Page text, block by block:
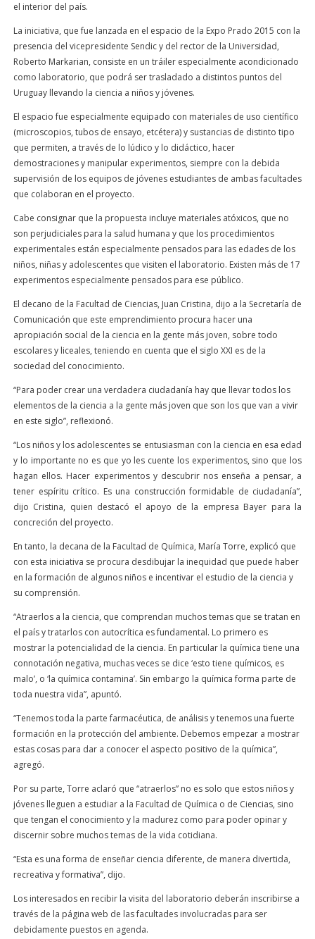
el interior del país.
La iniciativa, que fue lanzada en el espacio de la Expo Prado 2015 con la
presencia del vicepresidente Sendic y del rector de la Universidad,
Roberto Markarian, consiste en un tráiler especialmente acondicionado
como laboratorio, que podrá ser trasladado a distintos puntos del
Uruguay llevando la ciencia a niños y jóvenes.
El espacio fue especialmente equipado con materiales de uso científico
(microscopios, tubos de ensayo, etcétera) y sustancias de distinto tipo
que permiten, a través de lo lúdico y lo didáctico, hacer
demostraciones y manipular experimentos, siempre con la debida
supervisión de los equipos de jóvenes estudiantes de ambas facultades
que colaboran en el proyecto.
Cabe consignar que la propuesta incluye materiales atóxicos, que no
son perjudiciales para la salud humana y que los procedimientos
experimentales están especialmente pensados para las edades de los
niños, niñas y adolescentes que visiten el laboratorio. Existen más de 17
experimentos especialmente pensados para ese público.
El decano de la Facultad de Ciencias, Juan Cristina, dijo a la Secretaría de
Comunicación que este emprendimiento procura hacer una
apropiación social de la ciencia en la gente más joven, sobre todo
escolares y liceales, teniendo en cuenta que el siglo XXI es de la
sociedad del conocimiento.
“Para poder crear una verdadera ciudadanía hay que llevar todos los
elementos de la ciencia a la gente más joven que son los que van a vivir
en este siglo”, reflexionó.
“Los niños y los adolescentes se entusiasman con la ciencia en esa edad
y lo importante no es que yo les cuente los experimentos, sino que los
hagan ellos. Hacer experimentos y descubrir nos enseña a pensar, a
tener espíritu crítico. Es una construcción formidable de ciudadanía”,
dijo Cristina, quien destacó el apoyo de la empresa Bayer para la
concreción del proyecto.
En tanto, la decana de la Facultad de Química, María Torre, explicó que
con esta iniciativa se procura desdibujar la inequidad que puede haber
en la formación de algunos niños e incentivar el estudio de la ciencia y
su comprensión.
“Atraerlos a la ciencia, que comprendan muchos temas que se tratan en
el país y tratarlos con autocrítica es fundamental. Lo primero es
mostrar la potencialidad de la ciencia. En particular la química tiene una
connotación negativa, muchas veces se dice ‘esto tiene químicos, es
malo’, o ‘la química contamina’. Sin embargo la química forma parte de
toda nuestra vida”, apuntó.
“Tenemos toda la parte farmacéutica, de análisis y tenemos una fuerte
formación en la protección del ambiente. Debemos empezar a mostrar
estas cosas para dar a conocer el aspecto positivo de la química”,
agregó.
Por su parte, Torre aclaró que “atraerlos” no es solo que estos niños y
jóvenes lleguen a estudiar a la Facultad de Química o de Ciencias, sino
que tengan el conocimiento y la madurez como para poder opinar y
discernir sobre muchos temas de la vida cotidiana.
“Esta es una forma de enseñar ciencia diferente, de manera divertida,
recreativa y formativa”, dijo.
Los interesados en recibir la visita del laboratorio deberán inscribirse a
través de la página web de las facultades involucradas para ser
debidamente puestos en agenda.